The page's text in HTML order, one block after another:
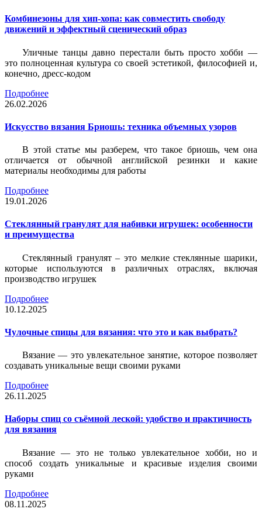
Комбинезоны для хип-хопа: как совместить свободу
движений и эффектный сценический образ
Уличные танцы давно перестали быть просто хобби —
это полноценная культура со своей эстетикой, философией и,
конечно, дресс-кодом
Подробнее
26.02.2026
Искусство вязания Бриошь: техника объемных узоров
В этой статье мы разберем, что такое бриошь, чем она
отличается от обычной английской резинки и какие
материалы необходимы для работы
Подробнее
19.01.2026
Стеклянный гранулят для набивки игрушек: особенности
и преимущества
Стеклянный гранулят – это мелкие стеклянные шарики,
которые используются в различных отраслях, включая
производство игрушек
Подробнее
10.12.2025
Чулочные спицы для вязания: что это и как выбрать?
Вязание — это увлекательное занятие, которое позволяет
создавать уникальные вещи своими руками
Подробнее
26.11.2025
Наборы спиц со съёмной леской: удобство и практичность
для вязания
Вязание — это не только увлекательное хобби, но и
способ создать уникальные и красивые изделия своими
руками
Подробнее
08.11.2025